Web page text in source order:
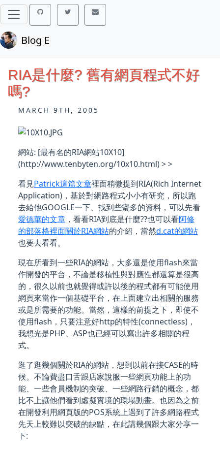
Blog E
RIA是什麼? 舊有網頁程式不好
嗎?
MARCH 9TH, 2005
網站: [最有名的RIA網站10X10]
(http://www.tenbyten.org/10x10.html) > >
看見Patrick這篇文章裡面稍微提到RIA(Rich Internet
Application)，基於對網路程式小小有研究，所以跑
去給他GOOGLE一下、找到些蠻多的資料，可以先看
愛德華的文章，看看RIA到底是什麼??也可以看阿修
的部落格裡面關於RIA網站的介紹，當然d.cat的網站
也要去看看。
現在所看到一些RIA的網站，大多還是使用flash來當
作開發的平台，不論是移植性與對應性都還算是很高
的，很久以前也就覺得或許以後的程式都有可能使用
網頁來當作一個基礎平台，在上面建立出相關的服務
或是所需要的功能。當然，這樣的前提之下，即使不
使用flash，只要注意好http的特性(connectless)，
我想光是PHP、ASP也已經可以寫出許多相關的程
式。
逛了逛幾個關於RIA的網站，想到以前在接CASE的時
候。不論費盡口舌跟店家說服一些網頁功能上的功
能、一些會員機制的突破、一些網路行銷的概念，都
比不上讓他們看到虛擬實境的環場動畫。也因為之前
在開發利用網頁版的POS系統上遇到了許多網路程式
先天上較難以突破的缺點，在此講幾個跟大家分享一
下: